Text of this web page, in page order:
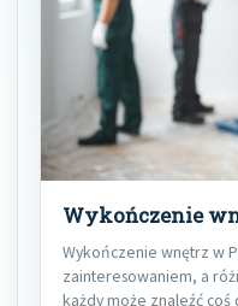
Wykończenie
Wykończenie wnętrz w
zainteresowaniem, a
każdy może znaleźć coś